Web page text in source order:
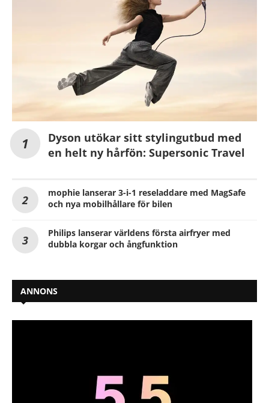
Dyson utökar sitt stylingutbud med
en helt ny hårfön: Supersonic Travel
mophie lanserar 3-i-1 reseladdare med MagSafe
och nya mobilhållare för bilen
Philips lanserar världens första airfryer med
dubbla korgar och ångfunktion
ANNONS